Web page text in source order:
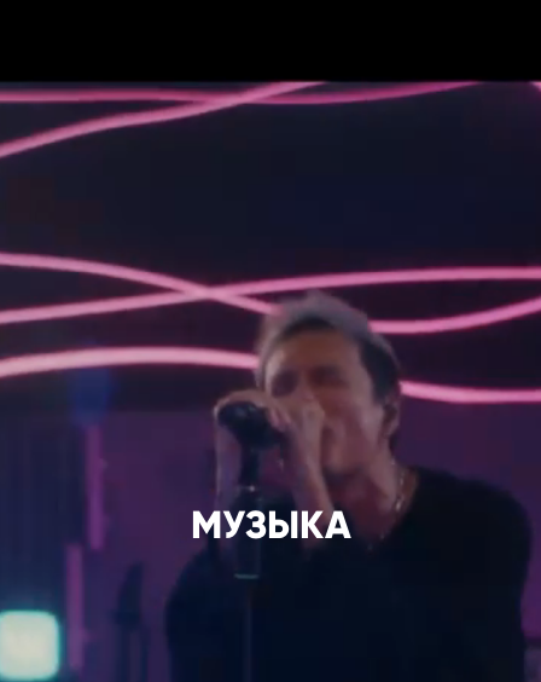
МУЗЫКА